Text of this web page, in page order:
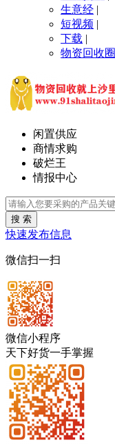
生意经 |
短视频 |
下载 |
物资回收圈
闲置供应
商情求购
破烂王
情报中心
搜 索
快速发布信息
微信扫一扫
微信小程序
天下好货一手掌握